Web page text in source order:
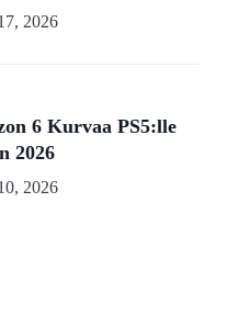
2026
6 Kurvaa PS5:lle
2026
2026